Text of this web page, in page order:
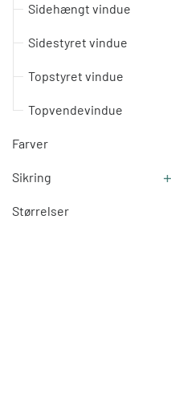
Sidehængt vindue
Sidestyret vindue
Topstyret vindue
Topvendevindue
Farver
Sikring
Størrelser